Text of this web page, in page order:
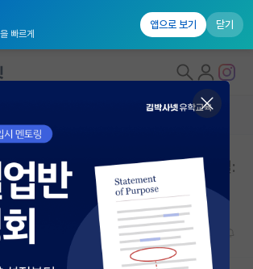
빠르게
앱으로 보기 닫기
개채용 | 한국전자기술연구원 | 마감일:
일